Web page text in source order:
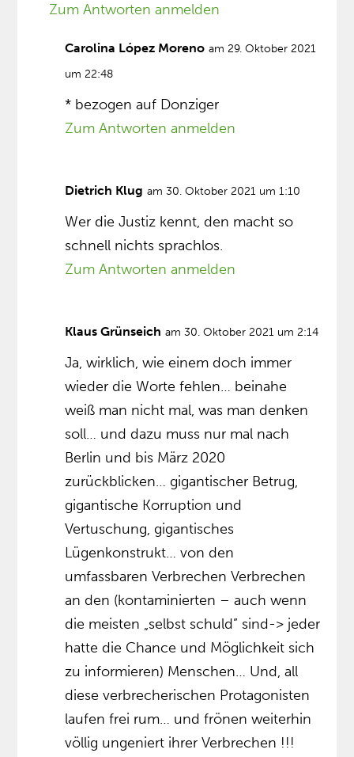
Zum Antworten anmelden
Carolina López Moreno am 29. Oktober 2021
um 22:48
* bezogen auf Donziger
Zum Antworten anmelden
Dietrich Klug am 30. Oktober 2021 um 1:10
Wer die Justiz kennt, den macht so
schnell nichts sprachlos.
Zum Antworten anmelden
Klaus Grünseich am 30. Oktober 2021 um 2:14
Ja, wirklich, wie einem doch immer
wieder die Worte fehlen… beinahe
weiß man nicht mal, was man denken
soll… und dazu muss nur mal nach
Berlin und bis März 2020
zurückblicken… gigantischer Betrug,
gigantische Korruption und
Vertuschung, gigantisches
Lügenkonstrukt… von den
umfassbaren Verbrechen Verbrechen
an den (kontaminierten – auch wenn
die meisten „selbst schuld” sind-> jeder
hatte die Chance und Möglichkeit sich
zu informieren) Menschen… Und, all
diese verbrecherischen Protagonisten
laufen frei rum… und frönen weiterhin
völlig ungeniert ihrer Verbrechen !!!